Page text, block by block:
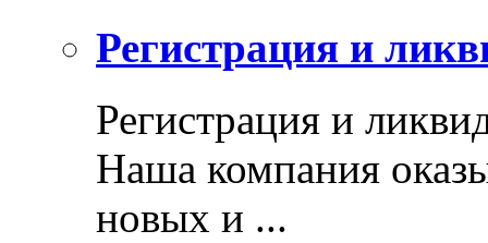
Регистрация и
Регистрация и
Наша компания
новых и ...